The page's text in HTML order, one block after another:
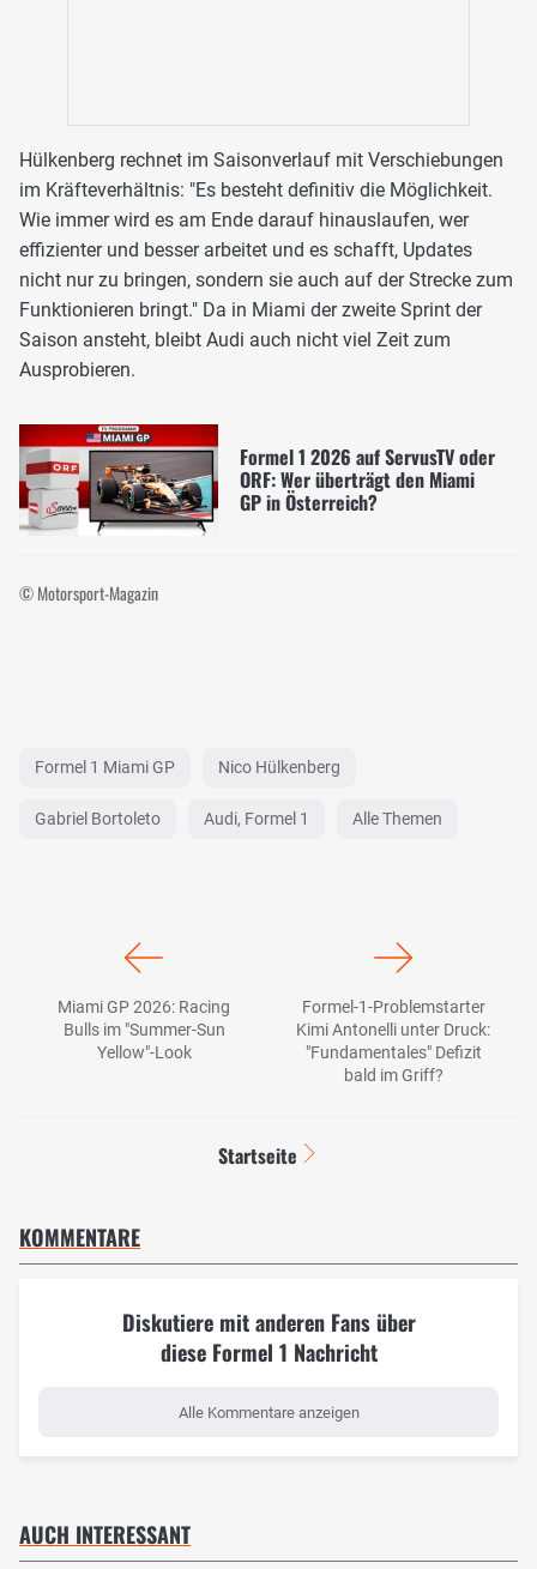
Hülkenberg rechnet im Saisonverlauf mit Verschiebungen
im Kräfteverhältnis: "Es besteht definitiv die Möglichkeit.
Wie immer wird es am Ende darauf hinauslaufen, wer
effizienter und besser arbeitet und es schafft, Updates
nicht nur zu bringen, sondern sie auch auf der Strecke zum
Funktionieren bringt." Da in Miami der zweite Sprint der
Saison ansteht, bleibt Audi auch nicht viel Zeit zum
Ausprobieren.
Formel 1 2026 auf ServusTV oder
ORF: Wer überträgt den Miami
GP in Österreich?
© Motorsport-Magazin
Formel 1 Miami GP Nico Hülkenberg
Gabriel Bortoleto Audi, Formel 1 Alle Themen
Miami GP 2026: Racing
Bulls im "Summer-Sun
Yellow"-Look
Formel-1-Problemstarter
Kimi Antonelli unter Druck:
"Fundamentales" Defizit
bald im Griff?
Startseite
KOMMENTARE
Diskutiere mit anderen Fans über
diese Formel 1 Nachricht
Alle Kommentare anzeigen
AUCH INTERESSANT